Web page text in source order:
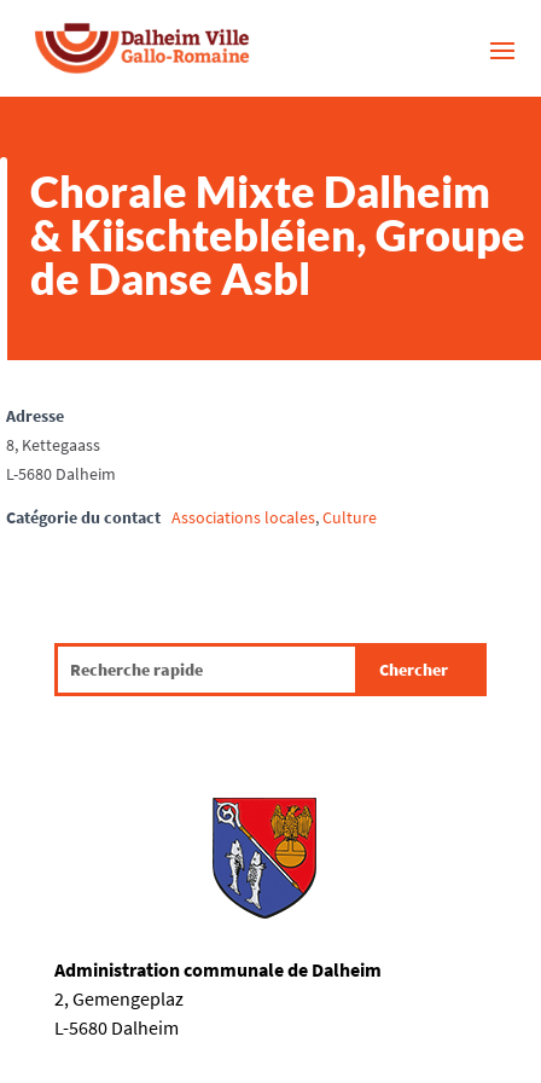
Chorale Mixte Dalheim
& Kiischtebléien, Groupe
de Danse Asbl
Adresse
8, Kettegaass
L-5680 Dalheim
Catégorie du contact Associations locales,Culture
Administration communale de Dalheim
2, Gemengeplaz
L-5680 Dalheim